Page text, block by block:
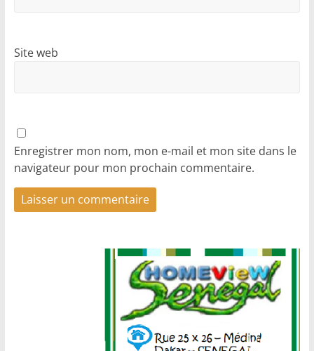
Site web
Enregistrer mon nom, mon e-mail et mon site dans le
navigateur pour mon prochain commentaire.